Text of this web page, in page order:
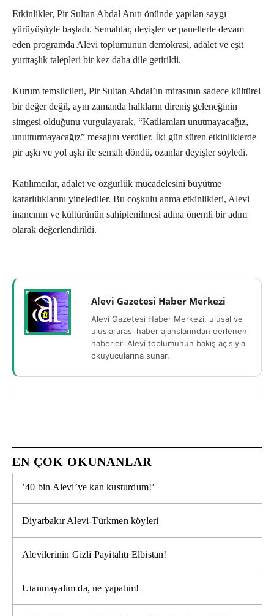
Etkinlikler, Pir Sultan Abdal Anıtı önünde yapılan saygı
yürüyüşüyle başladı. Semahlar, deyişler ve panellerle devam
eden programda Alevi toplumunun demokrasi, adalet ve eşit
yurttaşlık talepleri bir kez daha dile getirildi.
Kurum temsilcileri, Pir Sultan Abdal’ın mirasının sadece kültürel
bir değer değil, aynı zamanda halkların direniş geleneğinin
simgesi olduğunu vurgulayarak, “Katliamları unutmayacağız,
unutturmayacağız” mesajını verdiler. İki gün süren etkinliklerde
pir aşkı ve yol aşkı ile semah döndü, ozanlar deyişler söyledi.
Katılımcılar, adalet ve özgürlük mücadelesini büyütme
kararlılıklarını yinelediler. Bu coşkulu anma etkinlikleri, Alevi
inancının ve kültürünün sahiplenilmesi adına önemli bir adım
olarak değerlendirildi.
Alevi Gazetesi Haber Merkezi
Alevi Gazetesi Haber Merkezi, ulusal ve
uluslararası haber ajanslarından derlenen
haberleri Alevi toplumunun bakış açısıyla
okuyucularına sunar.
EN ÇOK OKUNANLAR
’40 bin Alevi’ye kan kusturdum!’
Diyarbakır Alevi-Türkmen köyleri
Alevilerinin Gizli Payitahtı Elbistan!
Utanmayalım da, ne yapalım!